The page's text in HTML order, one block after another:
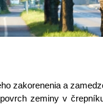
zakorenenia a
zeminy v